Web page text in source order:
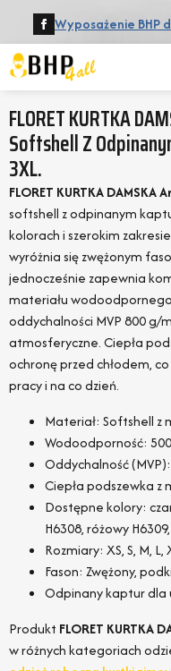
Wyposażenie BHP
FLORET KURTKA
Softshell Z
3XL.
FLORET KURTKA DAMSKA
softshell z odpinanym
kolorach i szerokim
wyróżnia się zwężonym
jednocześnie zapewnia
materiału
oddychalności MVP 800 g/
atmosferyczne. Ciepła
ochronę przed chłodem,
pracy i na co dzień.
Materiał: Softshell z
Wodoodporność:
Oddychalność
Ciepła podszewka
Dostępne kolory:
H6308, różowy
Rozmiary: XS, S, M, L,
Fason: Zwężony,
Odpinany kaptur dla
Produkt FLORET KURTKA
w różnych kategoriach